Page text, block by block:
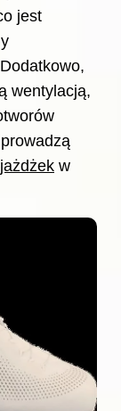
jest
wentylacją,
w